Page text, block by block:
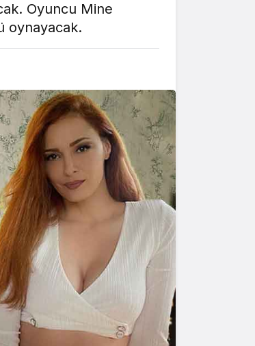
Oyuncu Mine
oynayacak.